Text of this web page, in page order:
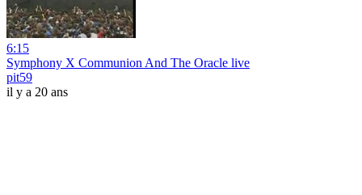
6:15
Symphony X Communion And The Oracle live
pit59
il y a 20 ans